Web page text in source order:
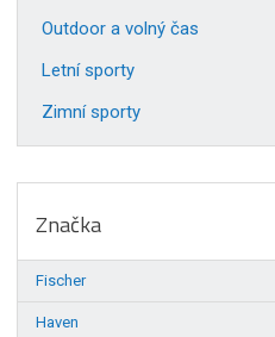
Outdoor a volný čas
Letní sporty
Zimní sporty
Značka
Fischer
Haven